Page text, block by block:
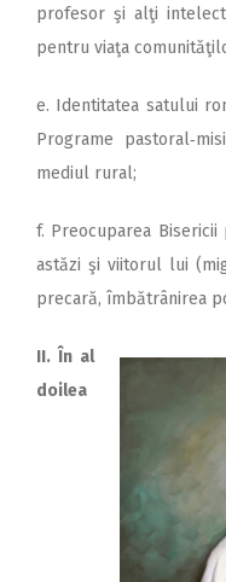
profesor şi alţi
pentru viaţa
e. Identitatea satului
Programe
mediul rural;
f. Preocuparea
astăzi şi viitorul lui
precară, îmbătrânirea
II. În al
doilea